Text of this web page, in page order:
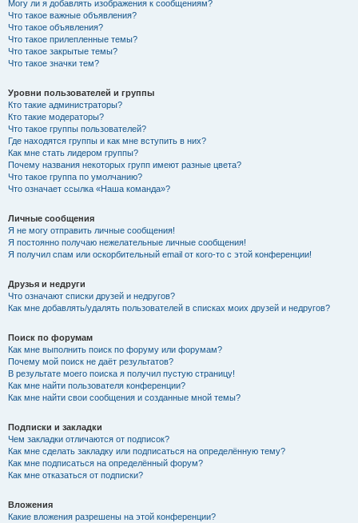
Могу ли я добавлять изображения к сообщениям?
Что такое важные объявления?
Что такое объявления?
Что такое прилепленные темы?
Что такое закрытые темы?
Что такое значки тем?
Уровни пользователей и группы
Кто такие администраторы?
Кто такие модераторы?
Что такое группы пользователей?
Где находятся группы и как мне вступить в них?
Как мне стать лидером группы?
Почему названия некоторых групп имеют разные цвета?
Что такое группа по умолчанию?
Что означает ссылка «Наша команда»?
Личные сообщения
Я не могу отправить личные сообщения!
Я постоянно получаю нежелательные личные сообщения!
Я получил спам или оскорбительный email от кого-то с этой конференции!
Друзья и недруги
Что означают списки друзей и недругов?
Как мне добавлять/удалять пользователей в списках моих друзей и недругов?
Поиск по форумам
Как мне выполнить поиск по форуму или форумам?
Почему мой поиск не даёт результатов?
В результате моего поиска я получил пустую страницу!
Как мне найти пользователя конференции?
Как мне найти свои сообщения и созданные мной темы?
Подписки и закладки
Чем закладки отличаются от подписок?
Как мне сделать закладку или подписаться на определённую тему?
Как мне подписаться на определённый форум?
Как мне отказаться от подписки?
Вложения
Какие вложения разрешены на этой конференции?